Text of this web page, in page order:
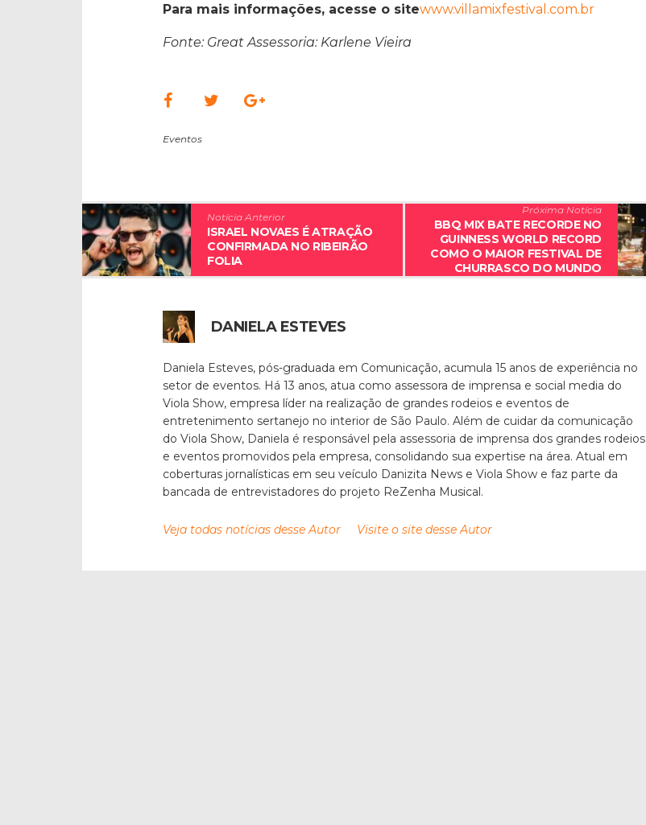
Para mais informações, acesse o sitewww.villamixfestival.com.br
Fonte: Great Assessoria: Karlene Vieira
Eventos
Notícia Anterior
ISRAEL NOVAES É ATRAÇÃO
CONFIRMADA NO RIBEIRÃO
FOLIA
Próxima Notícia
BBQ MIX BATE RECORDE NO
GUINNESS WORLD RECORD
COMO O MAIOR FESTIVAL DE
CHURRASCO DO MUNDO
DANIELA ESTEVES
Daniela Esteves, pós-graduada em Comunicação, acumula 15 anos de experiência no
setor de eventos. Há 13 anos, atua como assessora de imprensa e social media do
Viola Show, empresa líder na realização de grandes rodeios e eventos de
entretenimento sertanejo no interior de São Paulo. Além de cuidar da comunicação
do Viola Show, Daniela é responsável pela assessoria de imprensa dos grandes rodeios
e eventos promovidos pela empresa, consolidando sua expertise na área. Atual em
coberturas jornalísticas em seu veículo Danizita News e Viola Show e faz parte da
bancada de entrevistadores do projeto ReZenha Musical.
Veja todas notícias desse Autor Visite o site desse Autor